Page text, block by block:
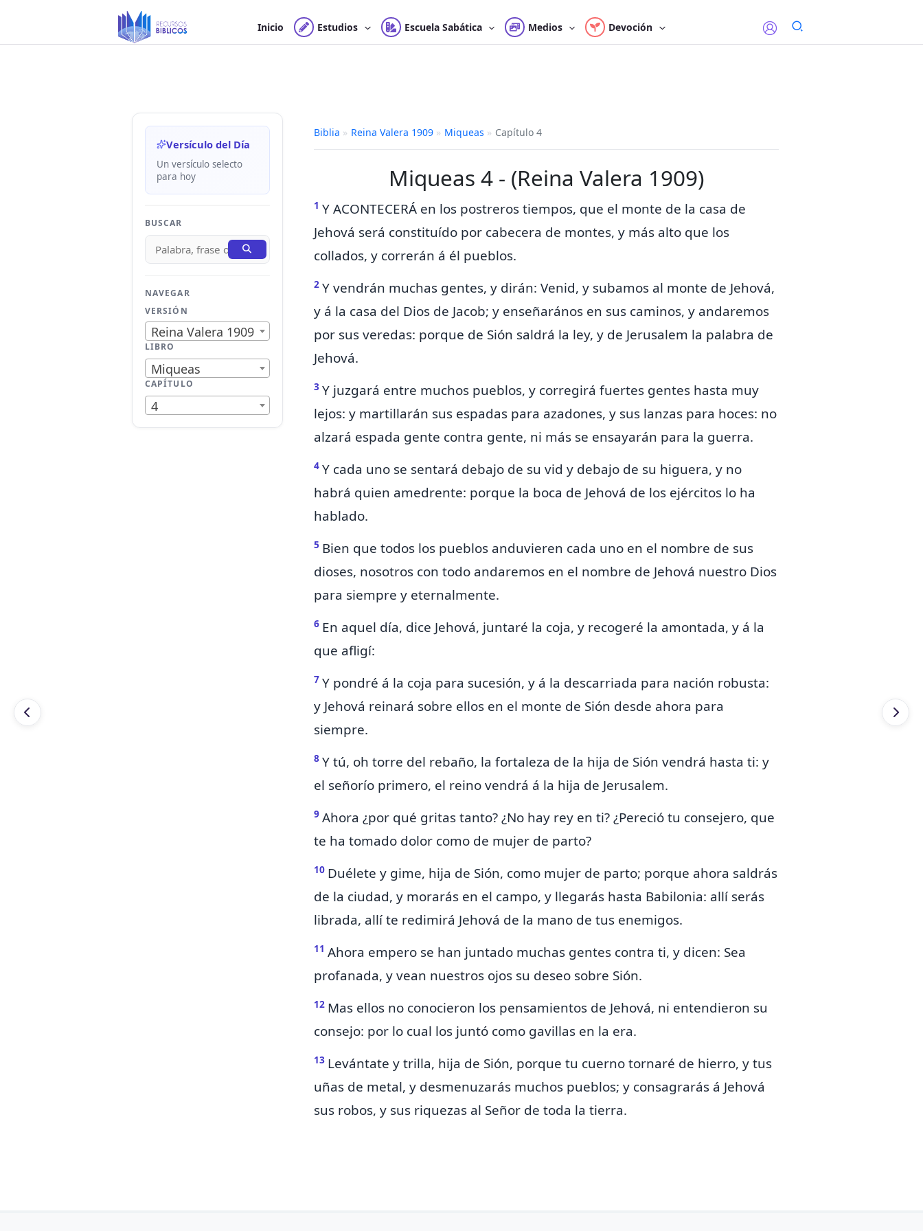
contenido
Inicio Estudios Escuela Sabática Medios Devoción
Versículo del Día
Un versículo selecto
para hoy
BUSCAR
NAVEGAR
VERSIÓN
Reina Valera 1909
LIBRO
Miqueas
CAPÍTULO
4
Biblia » Reina Valera 1909 » Miqueas » Capítulo 4
Miqueas 4 - (Reina Valera 1909)
1 Y ACONTECERÁ en los postreros tiempos, que el monte de la casa de
Jehová será constituído por cabecera de montes, y más alto que los
collados, y correrán á él pueblos.
2 Y vendrán muchas gentes, y dirán: Venid, y subamos al monte de Jehová,
y á la casa del Dios de Jacob; y enseñarános en sus caminos, y andaremos
por sus veredas: porque de Sión saldrá la ley, y de Jerusalem la palabra de
Jehová.
3 Y juzgará entre muchos pueblos, y corregirá fuertes gentes hasta muy
lejos: y martillarán sus espadas para azadones, y sus lanzas para hoces: no
alzará espada gente contra gente, ni más se ensayarán para la guerra.
4 Y cada uno se sentará debajo de su vid y debajo de su higuera, y no
habrá quien amedrente: porque la boca de Jehová de los ejércitos lo ha
hablado.
5 Bien que todos los pueblos anduvieren cada uno en el nombre de sus
dioses, nosotros con todo andaremos en el nombre de Jehová nuestro Dios
para siempre y eternalmente.
6 En aquel día, dice Jehová, juntaré la coja, y recogeré la amontada, y á la
que afligí:
7 Y pondré á la coja para sucesión, y á la descarriada para nación robusta:
y Jehová reinará sobre ellos en el monte de Sión desde ahora para
siempre.
8 Y tú, oh torre del rebaño, la fortaleza de la hija de Sión vendrá hasta ti: y
el señorío primero, el reino vendrá á la hija de Jerusalem.
9 Ahora ¿por qué gritas tanto?¿No hay rey en ti? ¿Pereció tu consejero, que
te ha tomado dolor como de mujer de parto?
10 Duélete y gime, hija de Sión, como mujer de parto; porque ahora saldrás
de la ciudad, y morarás en el campo, y llegarás hasta Babilonia: allí serás
librada, allí te redimirá Jehová de la mano de tus enemigos.
11 Ahora empero se han juntado muchas gentes contra ti, y dicen: Sea
profanada, y vean nuestros ojos su deseo sobre Sión.
12 Mas ellos no conocieron los pensamientos de Jehová, ni entendieron su
consejo: por lo cual los juntó como gavillas en la era.
13 Levántate y trilla, hija de Sión, porque tu cuerno tornaré de hierro, y tus
uñas de metal, y desmenuzarás muchos pueblos; y consagrarás á Jehová
sus robos, y sus riquezas al Señor de toda la tierra.